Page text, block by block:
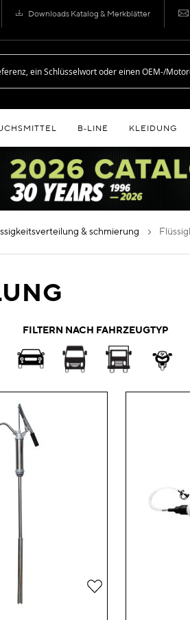
Downloads Katalog & Merkblätter
B‑LINE KLEIDUNG
& schmierung
FILTERN NACH FAHRZEUGTYP
Zur